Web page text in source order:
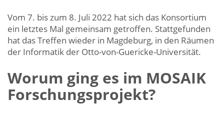
Vom 7. bis zum 8. Juli 2022 hat sich das Konsortium
ein letztes Mal gemeinsam getroffen. Stattgefunden
hat das Treffen wieder in Magdeburg, in den Räumen
der Informatik der Otto-von-Guericke-Universität.
Worum ging es im MOSAIK
Forschungsprojekt?